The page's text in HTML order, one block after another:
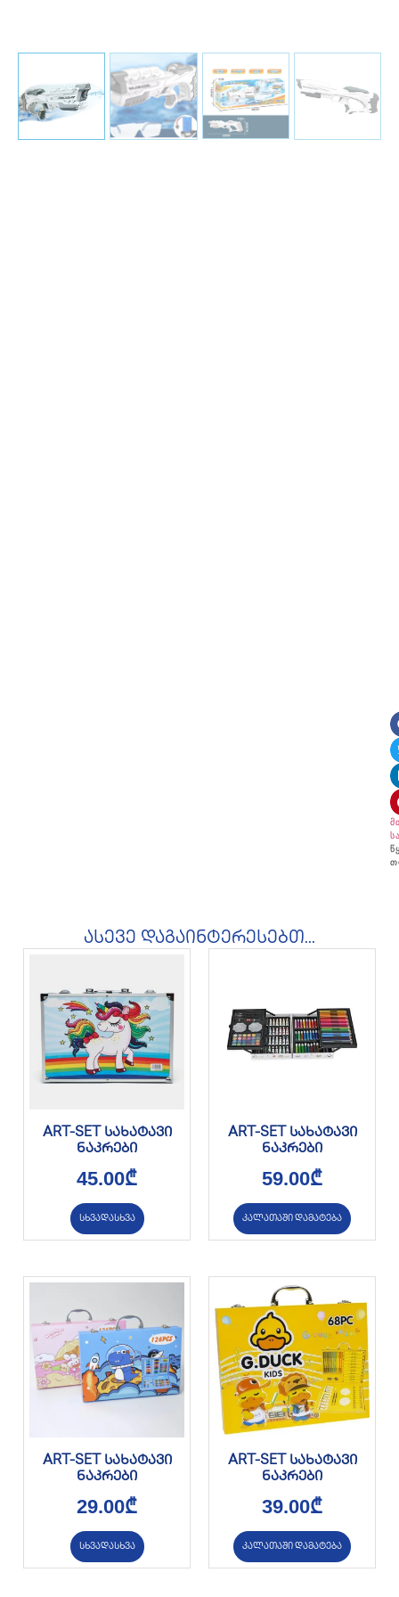
ასევე დაგაინტერესებთ...
ART-SET სახატავი
ნაკრები
45.00₾
სხვადასხვა
ART-SET სახატავი
ნაკრები
59.00₾
კალათაში დამატება
ART-SET სახატავი
ნაკრები
29.00₾
სხვადასხვა
ART-SET სახატავი
ნაკრები
39.00₾
კალათაში დამატება